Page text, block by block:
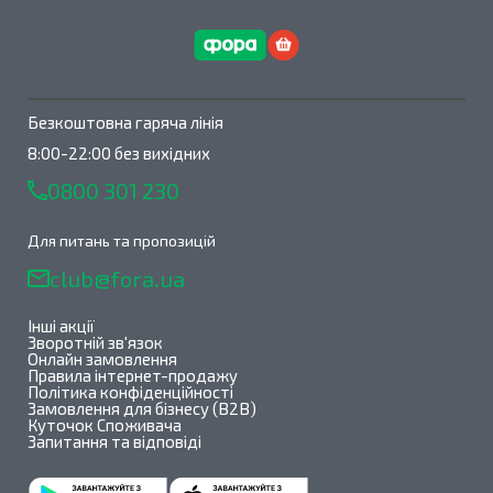
Безкоштовна гаряча лінія
8:00-22:00 без вихідних
0800 301 230
Для питань та пропозицій
club@fora.ua
Інші акції
Зворотній зв'язок
Онлайн замовлення
Правила інтернет-продажу
Політика конфіденційності
Замовлення для бізнесу (B2B)
Куточок Споживача
Запитання та відповіді